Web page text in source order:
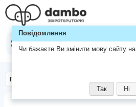
Главная
Повідомлення
Чи бажаєте Ви змінити мову сайту на
Так Ні